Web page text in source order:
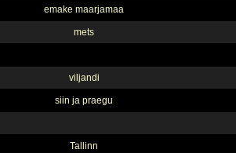
emake maarjamaa
mets
viljandi
siin ja praegu
Tallinn